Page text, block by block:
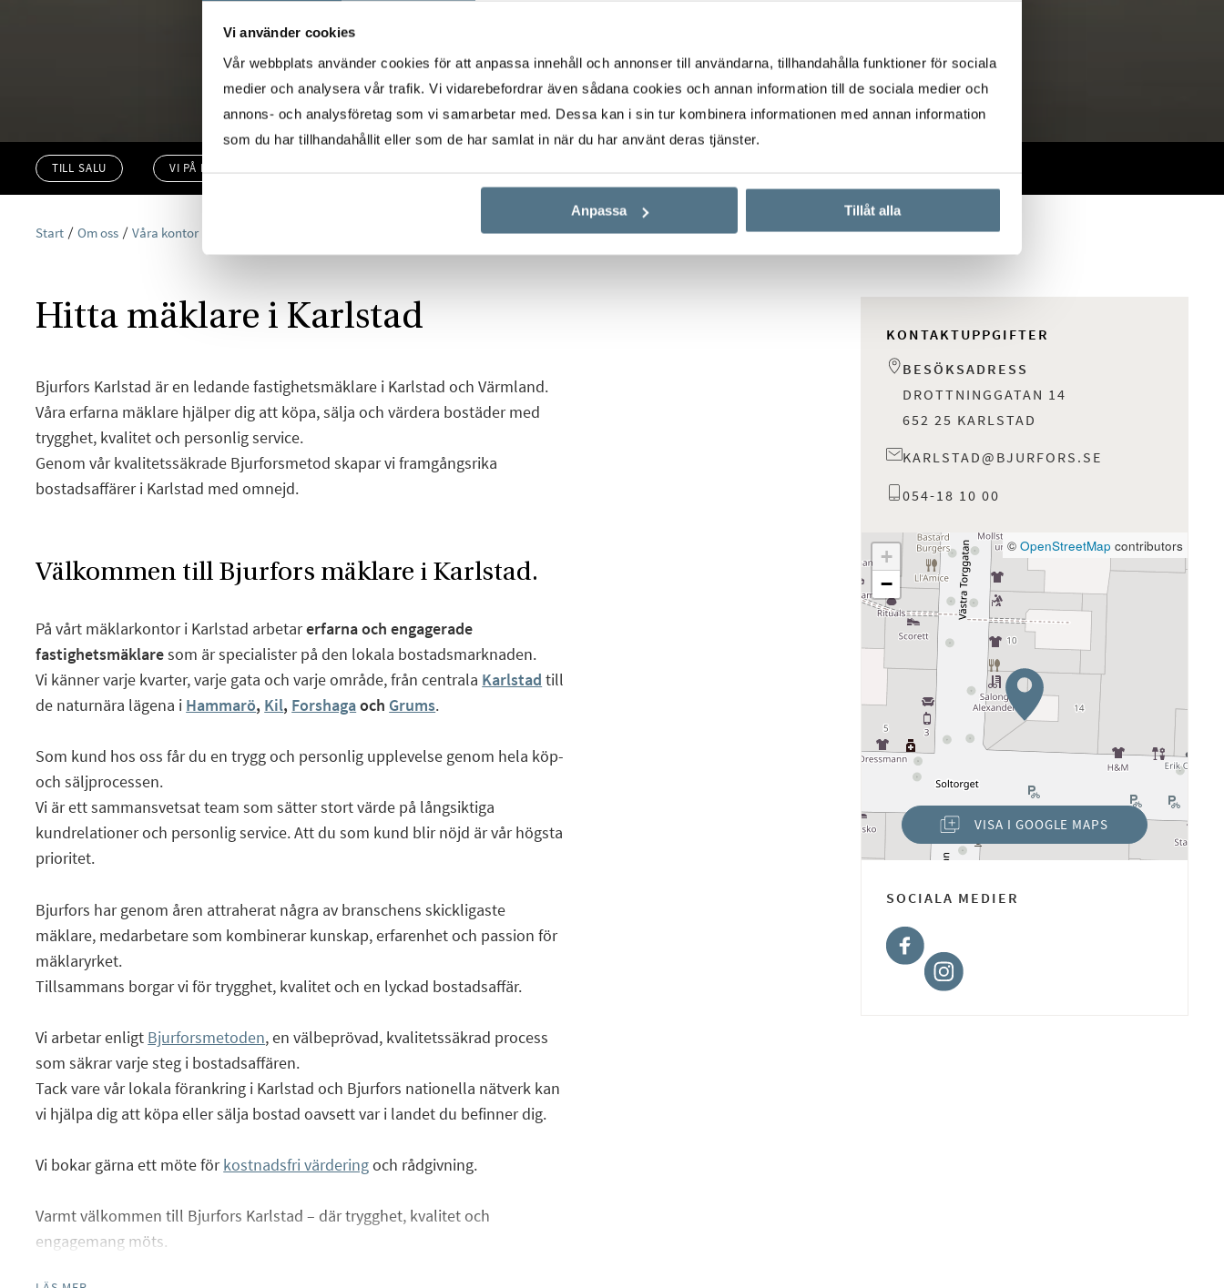
Vi använder cookies
Vår webbplats använder cookies för att anpassa innehåll och annonser till användarna, tillhandahålla funktioner för sociala
medier och analysera vår trafik. Vi vidarebefordrar även sådana cookies och annan information till de sociala medier och
annons- och analysföretag som vi samarbetar med. Dessa kan i sin tur kombinera informationen med annan information
som du har tillhandahållit eller som de har samlat in när du har använt deras tjänster.
Anpassa Tillåt alla
TILL SALU VI PÅ KONTORET
Start Om oss Våra kontor
Hitta mäklare i Karlstad
Bjurfors Karlstad är en ledande fastighetsmäklare i Karlstad och Värmland.
Våra erfarna mäklare hjälper dig att köpa, sälja och värdera bostäder med
trygghet, kvalitet och personlig service.
Genom vår kvalitetssäkrade Bjurforsmetod skapar vi framgångsrika
bostadsaffärer i Karlstad med omnejd.
Välkommen till Bjurfors mäklare i Karlstad.
På vårt mäklarkontor i Karlstad arbetarerfarna och engagerade
fastighetsmäklaresom är specialister på den lokala bostadsmarknaden.
Vi känner varje kvarter, varje gata och varje område, från centrala Karlstad till
de naturnära lägena i Hammarö, Kil, Forshagaoch Grums.
Som kund hos oss får du en trygg och personlig upplevelse genom hela köp-
och säljprocessen.
Vi är ett sammansvetsat team som sätter stort värde på långsiktiga
kundrelationer och personlig service. Att du som kund blir nöjd är vår högsta
prioritet.
Bjurfors har genom åren attraherat några av branschens skickligaste
mäklare, medarbetare som kombinerar kunskap, erfarenhet och passion för
mäklaryrket.
Tillsammans borgar vi för trygghet, kvalitet och en lyckad bostadsaffär.
Vi arbetar enligt Bjurforsmetoden, en välbeprövad, kvalitetssäkrad process
som säkrar varje steg i bostadsaffären.
Tack vare vår lokala förankring i Karlstad och Bjurfors nationella nätverk kan
vi hjälpa dig att köpa eller sälja bostad oavsett var i landet du befinner dig.
Vi bokar gärna ett möte förkostnadsfri värderingoch rådgivning.
Varmt välkommen till Bjurfors Karlstad – där trygghet, kvalitet och
engagemang möts.
KONTAKTUPPGIFTER
BESÖKSADRESS
DROTTNINGGATAN 14
652 25 KARLSTAD
KARLSTAD@BJURFORS.SE
054-18 10 00
+
−
© OpenStreetMap contributors
VISA I GOOGLE MAPS
(ÖPPNAS I NYTT FÖNSTER)
SOCIALA MEDIER
Facebook
Instagram